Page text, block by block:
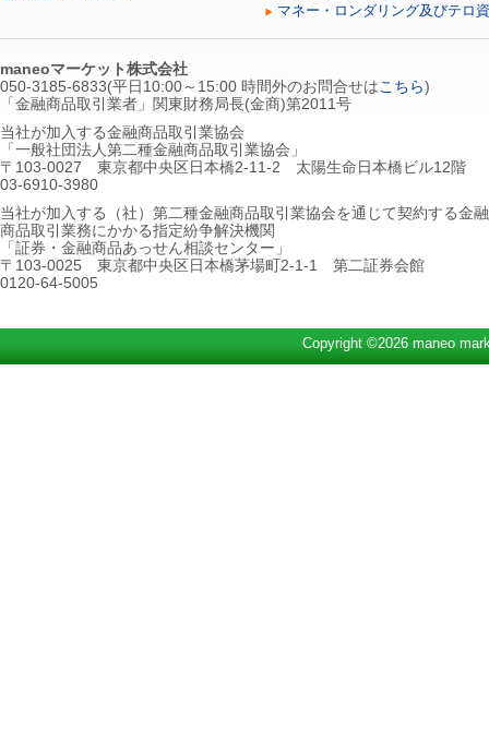
マネー・ロンダリング及びテロ
maneoマーケット株式会社
050-3185-6833(平日10:00～15:00 時間外のお問合せは こちら)
「金融商品取引業者」関東財務局長(金商)第2011号
当社が加入する金融商品取引業協会
「一般社団法人第二種金融商品取引業協会」
〒103-0027 東京都中央区日本橋2-11-2 太陽生命日本橋ビル12階
03-6910-3980
当社が加入する（社）第二種金融商品取引業協会を通じて契約する金融
商品取引業務にかかる指定紛争解決機関
「証券・金融商品あっせん相談センター」
〒103-0025 東京都中央区日本橋茅場町2-1-1 第二証券会館
0120-64-5005
Copyright ©2026 maneo